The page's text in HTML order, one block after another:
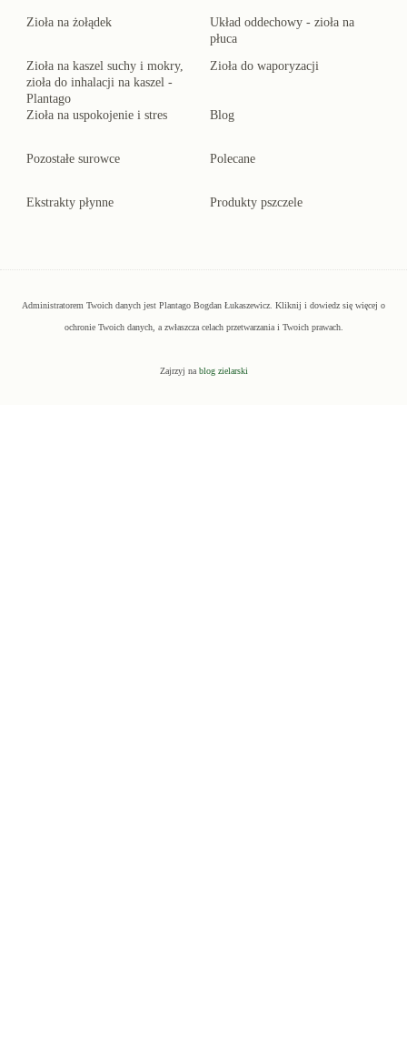
Zioła na żołądek
Układ oddechowy - zioła na
płuca
Zioła na kaszel suchy i mokry,
zioła do inhalacji na kaszel -
Plantago
Zioła do waporyzacji
Zioła na uspokojenie i stres Blog
Pozostałe surowce Polecane
Ekstrakty płynne Produkty pszczele
Administratorem Twoich danych jest Plantago Bogdan Łukaszewicz. Kliknij i dowiedz się więcej o
ochronie Twoich danych, a zwłaszcza celach przetwarzania i Twoich prawach.
Zajrzyj na blog zielarski